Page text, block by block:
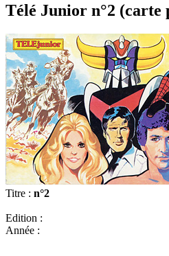
Télé Junior n°2 (carte
Titre : n°2
Edition :
Année :